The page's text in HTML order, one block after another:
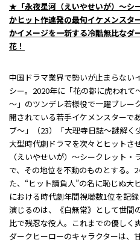
★「永夜星河（えいやせいが）～シ
かヒット作連発の最旬イケメンスタ
かイメージを一新する冷酷無比なダ
花！
中国ドラマ業界で勢いが止まらない
シー。2020年に「花の都に虎われ
～」のツンデレ若様役で一躍ブレー
開されている若手イケメンスターで
ブ～」（23）「大理寺日誌～謎解
大型時代劇ドラマを次々とヒットさ
（えいやせいが）～シークレット
で、その地位を不動のものとする。
た、“ヒット請負人”の名に恥じぬ大
における時代劇年間視聴数1位を記
演じるのは、《白無常》として世間
比で残忍な役人。これまでの優しく
ダークヒーローのキャラクターは、